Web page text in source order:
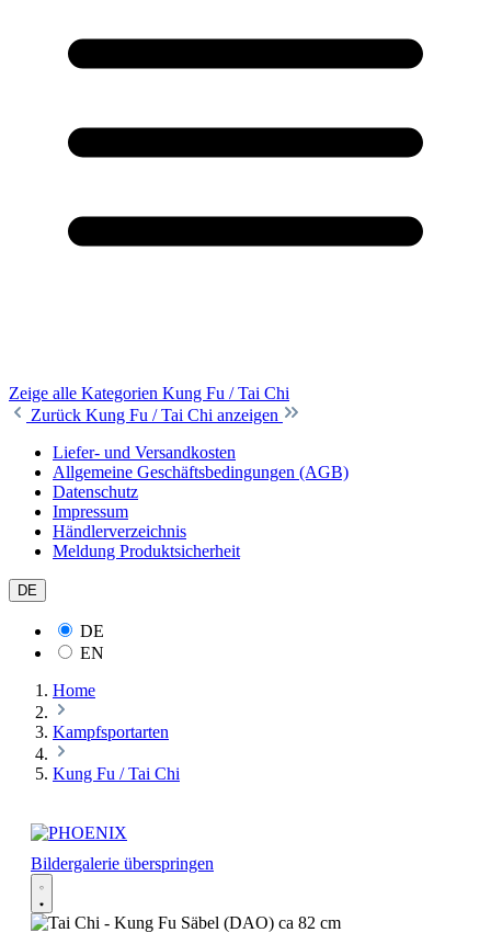
Zeige alle Kategorien Kung Fu / Tai Chi
Zurück Kung Fu / Tai Chi anzeigen
Liefer- und Versandkosten
Allgemeine Geschäftsbedingungen (AGB)
Datenschutz
Impressum
Händlerverzeichnis
Meldung Produktsicherheit
DE
DE
EN
Home
Kampfsportarten
Kung Fu / Tai Chi
Bildergalerie überspringen